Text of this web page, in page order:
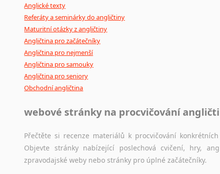
Anglické texty
Referáty a seminárky do angličtiny
Maturitní otázky z angličtiny
Angličtina pro začátečníky
Angličtina pro nejmenší
Angličtina pro samouky
Angličtina pro seniory
Obchodní angličtina
webové stránky na procvičování
Přečtěte si recenze materiálů k procvičování
Objevte stránky nabízející poslechová cvičení, hry,
zpravodajské weby nebo stránky pro úplné začátečníky.